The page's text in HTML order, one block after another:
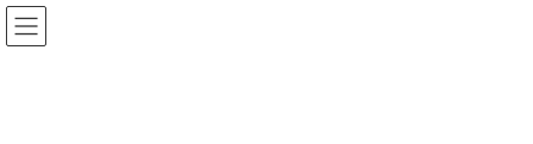
コ
ン
ナ
ビ